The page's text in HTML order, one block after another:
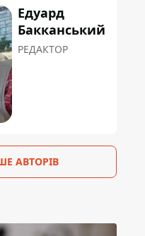
Едуард
Бакканський
РЕДАКТОР
АВТОРІВ